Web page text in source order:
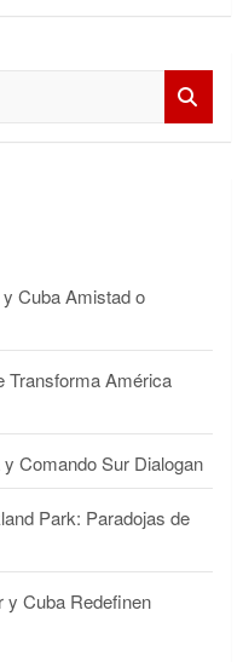
Cuba Amistad o
Transforma América
Comando Sur Dialogan
Park: Paradojas de
y Cuba Redefinen